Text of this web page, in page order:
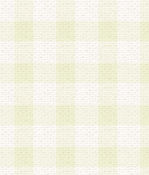
話番号その他の登録情報につ
所定の変更手続きを行うもの
めた場合、会員に対して、電
の対象者が会員登録者本人で
こと、アンケートの回答内容
とます。
後当社が定期的に行う登録情
間内に更新手続きを行うもの
きを行わない場合、その時点
失効されるものとします。